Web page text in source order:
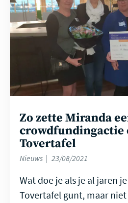
Zo zette Miranda
crowdfundingactie
Tovertafel
Nieuws 23/08/2021
Wat doe je als je al jaren
Tovertafel gunt, maar